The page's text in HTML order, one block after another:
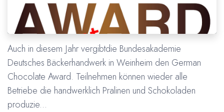
Auch in diesem Jahr vergibtdie Bundesakademie
Deutsches Bäckerhandwerk in Weinheim den German
Chocolate Award. Teilnehmen können wieder alle
Betriebe die handwerklich Pralinen und Schokoladen
produzie...